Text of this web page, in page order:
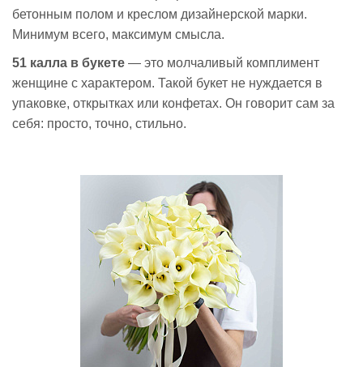
бетонным полом и креслом дизайнерской марки.
Минимум всего, максимум смысла.
51 калла в букете — это молчаливый комплимент
женщине с характером. Такой букет не нуждается в
упаковке, открытках или конфетах. Он говорит сам за
себя: просто, точно, стильно.